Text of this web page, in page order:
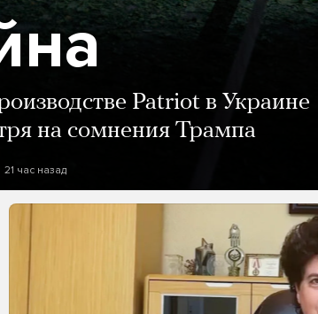
Patriot в Украине
на сомнения Трампа
21 час назад